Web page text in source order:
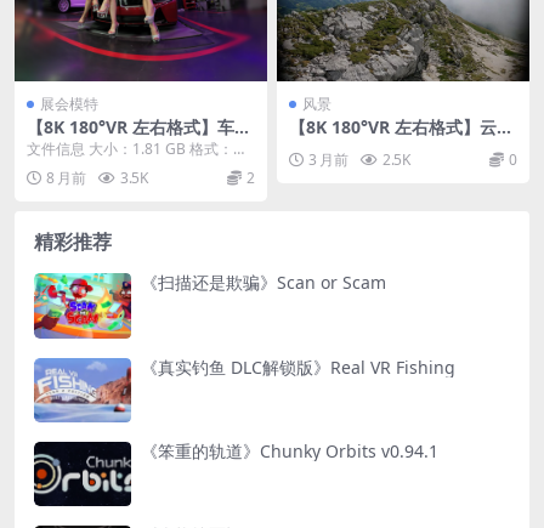
展会模特
【8K 180°VR 左右格式】车模
8K 60P Korean Model VR Hi
ghlight
文件信息 大小：1.81 GB 格式：mp
4（180°3D左右格式） 时长：10...
8 月前 3.5K 2
风景
【8K 180°VR 左右格式】云中
3 月前 2.5K 0
精彩推荐
《扫描还是欺骗》Scan or Scam
《真实钓鱼 DLC解锁版》Real VR Fishing
《笨重的轨道》Chunky Orbits v0.94.1